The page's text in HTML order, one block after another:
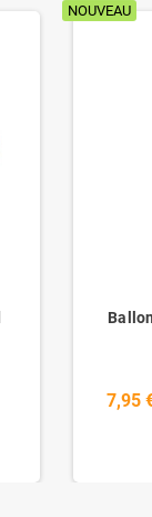
NOUVEAU
7,95